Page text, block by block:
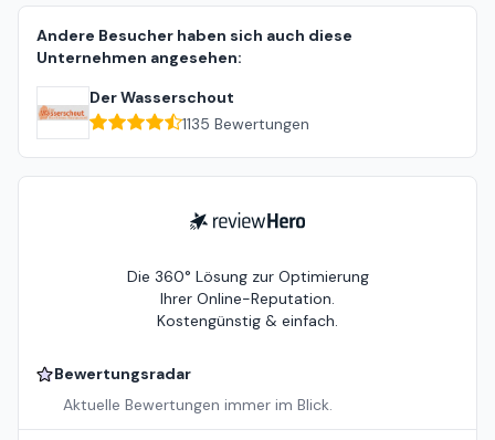
Andere Besucher haben sich auch diese
Unternehmen angesehen:
Der Wasserschout
1135 Bewertungen
ReviewHero
Die 360° Lösung zur Optimierung
Ihrer Online-Reputation.
Kostengünstig & einfach.
Bewertungsradar
Aktuelle Bewertungen immer im Blick.